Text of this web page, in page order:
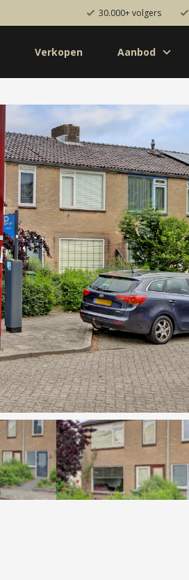
Diensten
Kopen
Verkopen
Huren
Verhuren
Taxeren
Verzekeren
Contact
30.000+ volgers
Verkopen Aanbod